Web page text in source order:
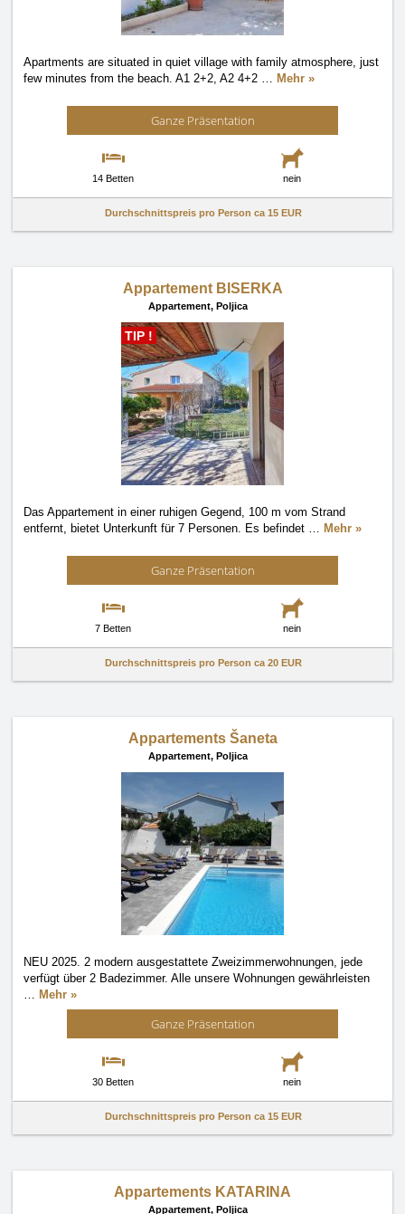
Apartments are situated in quiet village with family atmosphere, just
few minutes from the beach. A1 2+2, A2 4+2 … Mehr »
Ganze Präsentation
14 Betten nein
Durchschnittspreis pro Person ca 15 EUR
Appartement BISERKA
Appartement, Poljica
TIP !
Das Appartement in einer ruhigen Gegend, 100 m vom Strand
entfernt, bietet Unterkunft für 7 Personen. Es befindet … Mehr »
Ganze Präsentation
7 Betten nein
Durchschnittspreis pro Person ca 20 EUR
Appartements Šaneta
Appartement, Poljica
NEU 2025. 2 modern ausgestattete Zweizimmerwohnungen, jede
verfügt über 2 Badezimmer. Alle unsere Wohnungen gewährleisten
… Mehr »
Ganze Präsentation
30 Betten nein
Durchschnittspreis pro Person ca 15 EUR
Appartements KATARINA
Appartement, Poljica